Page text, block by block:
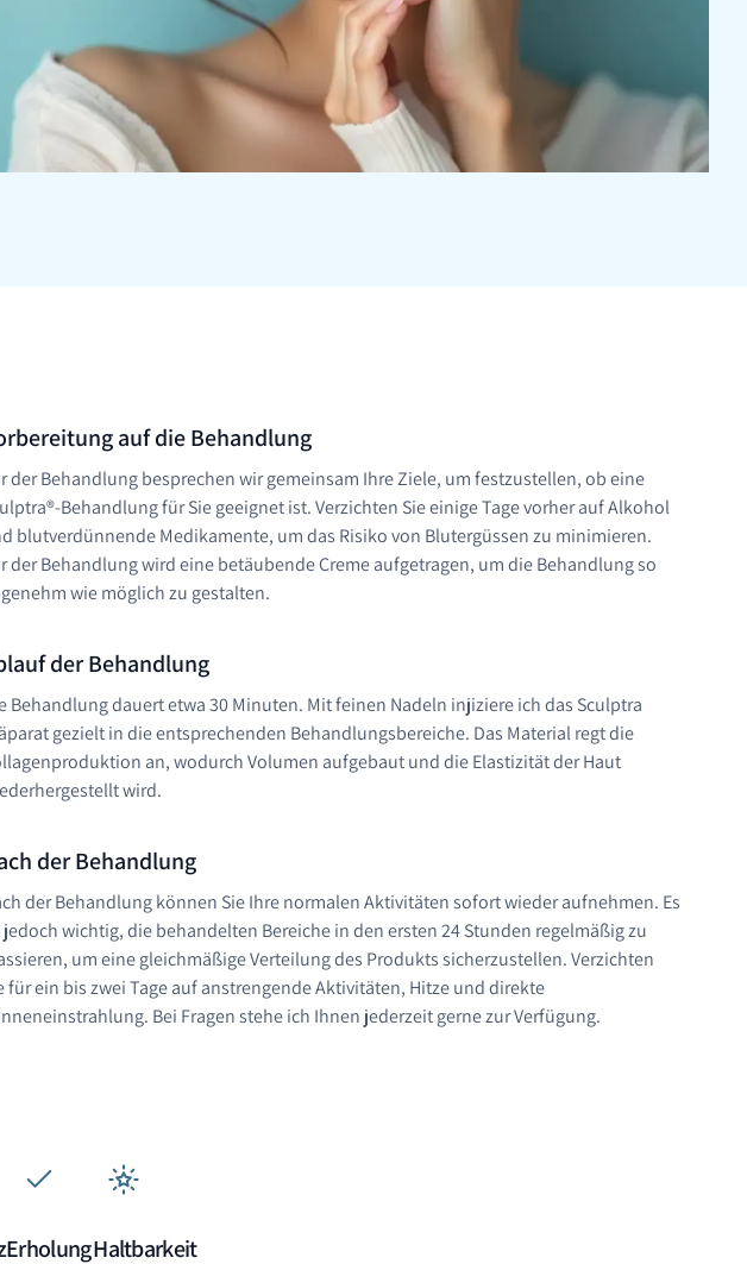
auf die Behandlung
der Behandlung besprechen wir gemeinsam Ihre Ziele, um festzustellen, ob eine
Behandlung für Sie geeignet ist. Verzichten Sie einige Tage vorher auf Alkohol
blutverdünnende Medikamente, um das Risiko von Blutergüssen zu minimieren.
der Behandlung wird eine betäubende Creme aufgetragen, um die Behandlung so
wie möglich zu gestalten.
der Behandlung
Behandlung dauert etwa 30 Minuten. Mit feinen Nadeln injiziere ich das Sculptra
gezielt in die entsprechenden Behandlungsbereiche. Das Material regt die
an, wodurch Volumen aufgebaut und die Elastizität der Haut
wird.
der Behandlung
der Behandlung können Sie Ihre normalen Aktivitäten sofort wieder aufnehmen. Es
jedoch wichtig, die behandelten Bereiche in den ersten 24 Stunden regelmäßig zu
um eine gleichmäßige Verteilung des Produkts sicherzustellen. Verzichten
für ein bis zwei Tage auf anstrengende Aktivitäten, Hitze und direkte
Bei Fragen stehe ich Ihnen jederzeit gerne zur Verfügung.
ErholungHaltbarkeit